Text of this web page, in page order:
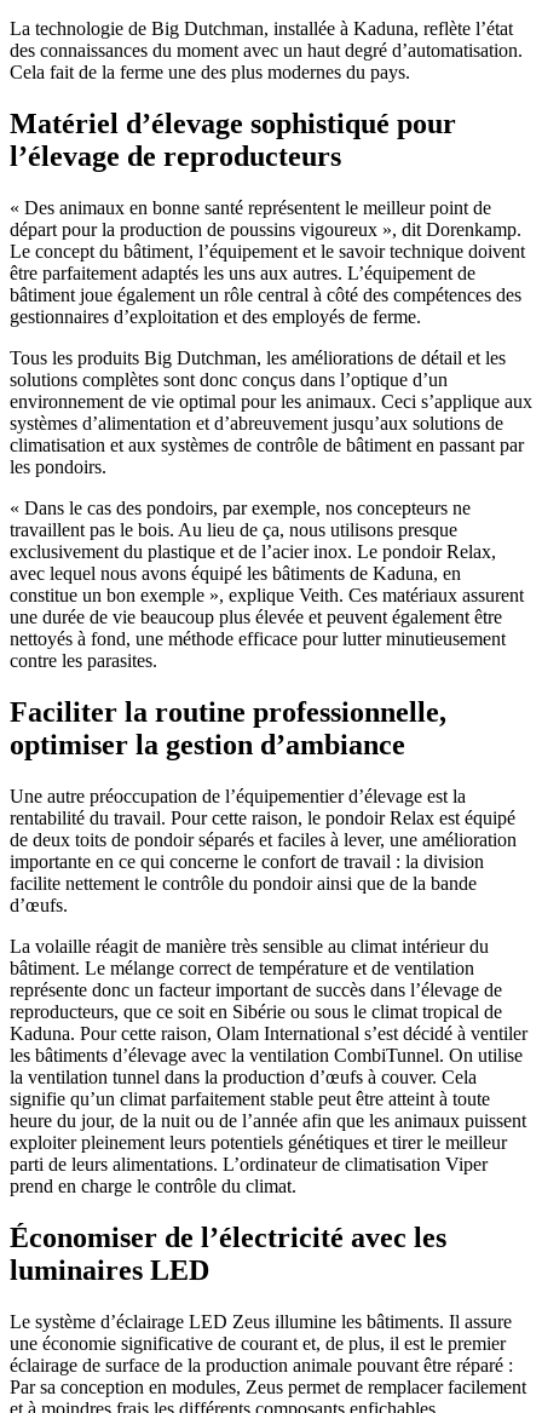
La technologie de Big Dutchman, installée à Kaduna, reflète l’état
des connaissances du moment avec un haut degré d’automatisation.
Cela fait de la ferme une des plus modernes du pays.
Matériel d’élevage sophistiqué pour
l’élevage de reproducteurs
« Des animaux en bonne santé représentent le meilleur point de
départ pour la production de poussins vigoureux », dit Dorenkamp.
Le concept du bâtiment, l’équipement et le savoir technique doivent
être parfaitement adaptés les uns aux autres. L’équipement de
bâtiment joue également un rôle central à côté des compétences des
gestionnaires d’exploitation et des employés de ferme.
Tous les produits Big Dutchman, les améliorations de détail et les
solutions complètes sont donc conçus dans l’optique d’un
environnement de vie optimal pour les animaux. Ceci s’applique aux
systèmes d’alimentation et d’abreuvement jusqu’aux solutions de
climatisation et aux systèmes de contrôle de bâtiment en passant par
les pondoirs.
« Dans le cas des pondoirs, par exemple, nos concepteurs ne
travaillent pas le bois. Au lieu de ça, nous utilisons presque
exclusivement du plastique et de l’acier inox. Le pondoir Relax,
avec lequel nous avons équipé les bâtiments de Kaduna, en
constitue un bon exemple », explique Veith. Ces matériaux assurent
une durée de vie beaucoup plus élevée et peuvent également être
nettoyés à fond, une méthode efficace pour lutter minutieusement
contre les parasites.
Faciliter la routine professionnelle,
optimiser la gestion d’ambiance
Une autre préoccupation de l’équipementier d’élevage est la
rentabilité du travail. Pour cette raison, le pondoir Relax est équipé
de deux toits de pondoir séparés et faciles à lever, une amélioration
importante en ce qui concerne le confort de travail : la division
facilite nettement le contrôle du pondoir ainsi que de la bande
d’œufs.
La volaille réagit de manière très sensible au climat intérieur du
bâtiment. Le mélange correct de température et de ventilation
représente donc un facteur important de succès dans l’élevage de
reproducteurs, que ce soit en Sibérie ou sous le climat tropical de
Kaduna. Pour cette raison, Olam International s’est décidé à ventiler
les bâtiments d’élevage avec la ventilation CombiTunnel. On utilise
la ventilation tunnel dans la production d’œufs à couver. Cela
signifie qu’un climat parfaitement stable peut être atteint à toute
heure du jour, de la nuit ou de l’année afin que les animaux puissent
exploiter pleinement leurs potentiels génétiques et tirer le meilleur
parti de leurs alimentations. L’ordinateur de climatisation Viper
prend en charge le contrôle du climat.
Économiser de l’électricité avec les
luminaires LED
Le système d’éclairage LED Zeus illumine les bâtiments. Il assure
une économie significative de courant et, de plus, il est le premier
éclairage de surface de la production animale pouvant être réparé :
Par sa conception en modules, Zeus permet de remplacer facilement
et à moindres frais les différents composants enfichables.